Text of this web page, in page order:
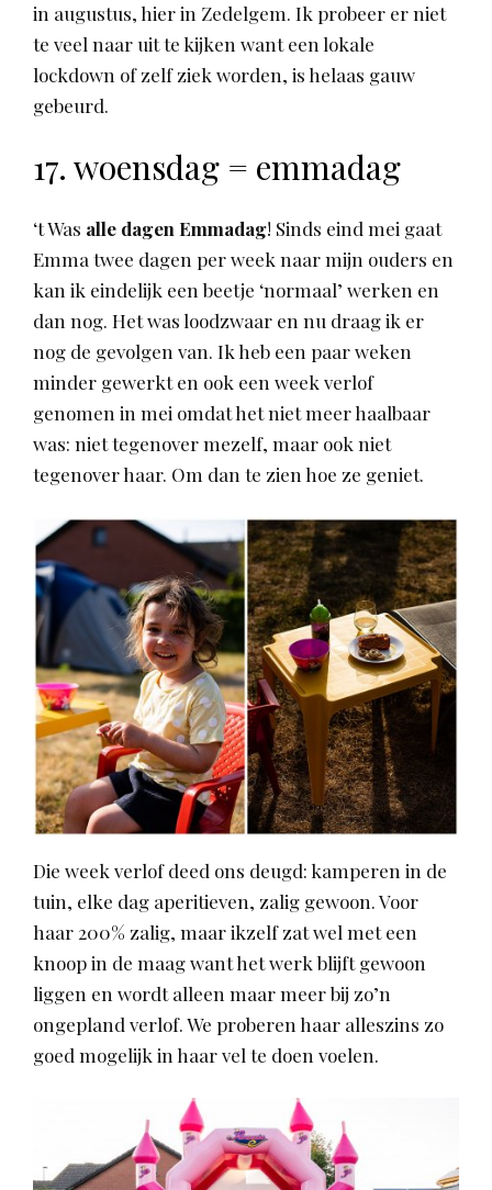
in augustus, hier in Zedelgem. Ik probeer er niet
te veel naar uit te kijken want een lokale
lockdown of zelf ziek worden, is helaas gauw
gebeurd.
17. woensdag = emmadag
‘t Was alle dagen Emmadag! Sinds eind mei gaat
Emma twee dagen per week naar mijn ouders en
kan ik eindelijk een beetje ‘normaal’ werken en
dan nog. Het was loodzwaar en nu draag ik er
nog de gevolgen van. Ik heb een paar weken
minder gewerkt en ook een week verlof
genomen in mei omdat het niet meer haalbaar
was: niet tegenover mezelf, maar ook niet
tegenover haar. Om dan te zien hoe ze geniet.
Die week verlof deed ons deugd: kamperen in de
tuin, elke dag aperitieven, zalig gewoon. Voor
haar 200% zalig, maar ikzelf zat wel met een
knoop in de maag want het werk blijft gewoon
liggen en wordt alleen maar meer bij zo’n
ongepland verlof. We proberen haar alleszins zo
goed mogelijk in haar vel te doen voelen.